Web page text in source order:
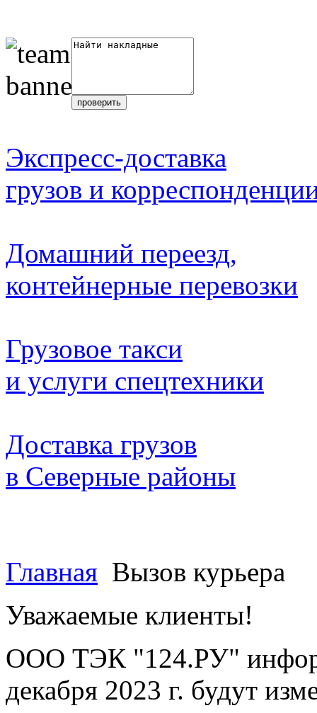
Экспресс-доставка
грузов и
Домашний переезд,
контейнерные перевозки
Грузовое такси
и услуги спецтехники
Доставка грузов
в Северные районы
Главная Вызов курьера
Уважаемые клиенты!
ООО ТЭК "124.РУ"
декабря 2023 г. будут